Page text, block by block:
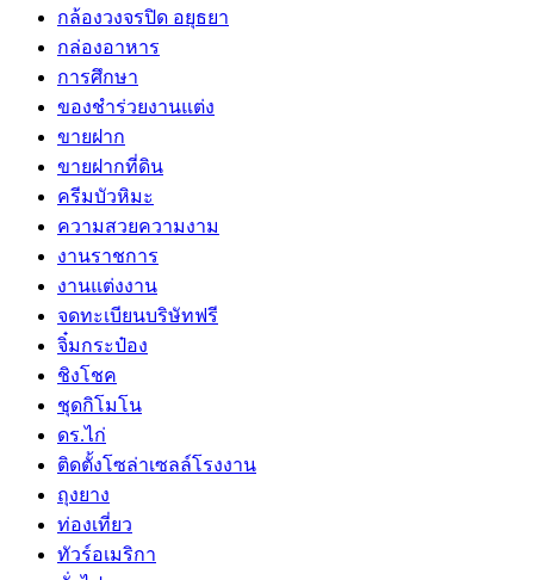
กล้องวงจรปิด อยุธยา
กล่องอาหาร
การศึกษา
ของชำร่วยงานแต่ง
ขายฝาก
ขายฝากที่ดิน
ครีมบัวหิมะ
ความสวยความงาม
งานราชการ
งานแต่งงาน
จดทะเบียนบริษัทฟรี
จิ๋มกระป๋อง
ชิงโชค
ชุดกิโมโน
ดร.ไก่
ติดตั้งโซล่าเซลล์โรงงาน
ถุงยาง
ท่องเที่ยว
ทัวร์อเมริกา